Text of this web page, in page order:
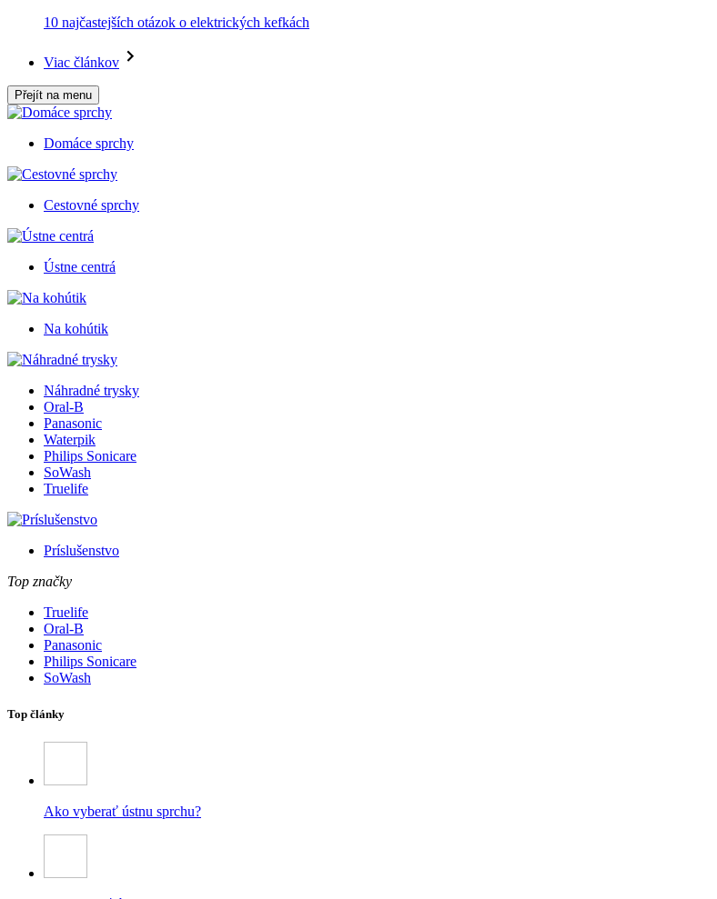
10 najčastejších otázok o elektrických kefkách
Viac článkov
Přejít na menu
Domáce sprchy
Cestovné sprchy
Ústne centrá
Na kohútik
Náhradné trysky
Oral-B
Panasonic
Waterpik
Philips Sonicare
SoWash
Truelife
Príslušenstvo
Top značky
Truelife
Oral-B
Panasonic
Philips Sonicare
SoWash
Top články
Ako vyberať ústnu sprchu?